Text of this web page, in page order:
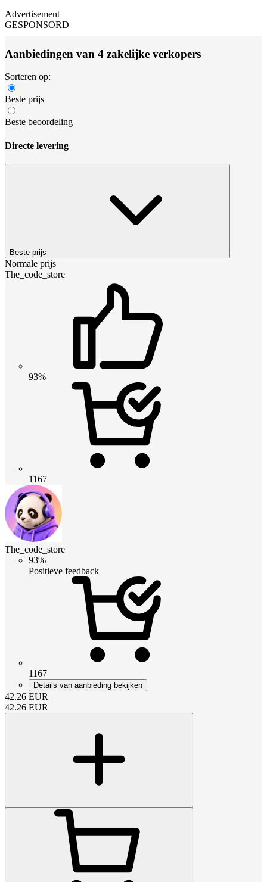
Advertisement
GESPONSORD
Aanbiedingen van 4 zakelijke verkopers
Sorteren op:
Beste prijs
Beste beoordeling
Directe levering
Beste prijs
Normale prijs
The_code_store
93%
1167
The_code_store
93%
Positieve feedback
1167
Details van aanbieding bekijken
42.26 EUR
42.26 EUR